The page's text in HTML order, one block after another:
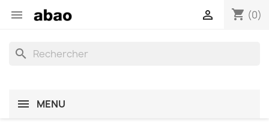
 shopping_cart (0)

search
MENU